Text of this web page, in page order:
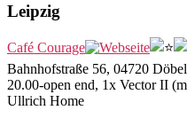
Leipzig
Café Courage
Bahnhofstraße 56, 04720
20.00-open end, 1x Vector II
Ullrich Home